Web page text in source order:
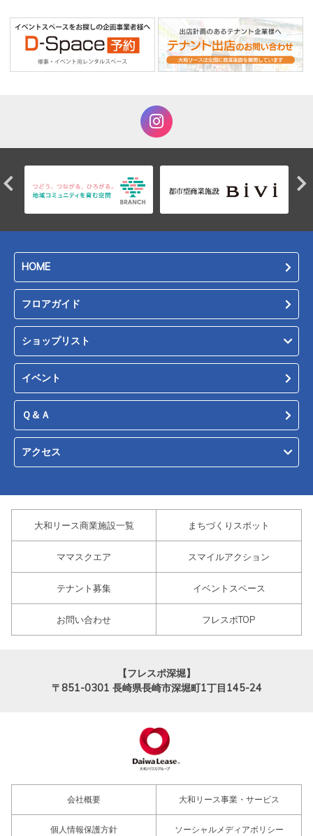
HOME
フロアガイド
ショップリスト
イベント
Ｑ＆Ａ
アクセス
大和リース商業施設一覧 まちづくりスポット
ママスクエア スマイルアクション
テナント募集 イベントスペース
お問い合わせ フレスポTOP
【フレスポ深堀】
〒851-0301 長崎県長崎市深堀町1丁目145-24
会社概要 大和リース事業・サービス
個人情報保護方針 ソーシャルメディアポリシー